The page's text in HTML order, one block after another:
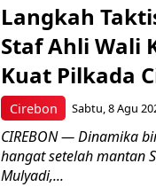
Cirebon
Langkah
Staf Ahli Wali
Kuat Pilkada
Sabtu, 8 Agu
CIREBON — Dinamika
hangat setelah mantan
Mulyadi,...